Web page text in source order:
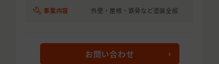
事業内容 外壁・屋根・鉄骨など塗装全般
お問い合わせ